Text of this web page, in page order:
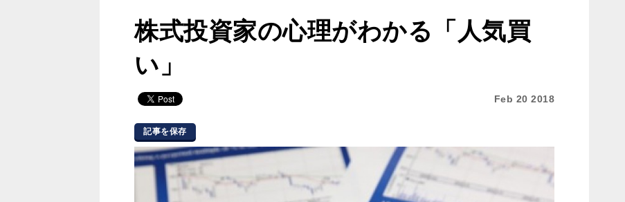
株式投資家の心理がわかる「人気買
い」
Feb 20 2018
記事を保存